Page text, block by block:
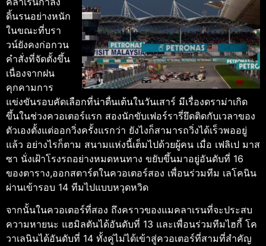
ดิ้นรนอย่างหนัก
ในขณะที่บรา
วน์ยังคงก่อกวน
คำสั่งที่จัดตั้งขึ้น
เนื่องจากฝน
คุกคามการ
แข่งขันรอบคัดเลือกที่น่าตื่นเต้นในวันเสาร์ มีเรื่องดราม่าเกิด
ขึ้นในช่วงควอเตอร์แรก สองนักขับเฟอร์รารี่ยึดติดกับเวลาของ
ตัวเองตั้งแต่ออกวิ่งครั้งแรกว่า ยังไงก็สามารถวิ่งได้เร็วพออยู่
แล้ว อย่างไรก็ตาม สนามแห่งนี้เต็มไปด้วยผู้คน เมื่อ เฟลิเป มาส
ซา นั่งเฝ้าโรงรถอย่างหมดหนทาง ขยับขึ้นมาอยู่อันดับที่ 16
ของตาราง,ออกสตาร์ตในควอเตอร์สอง เพื่อนร่วมทีม เลโคนิน
ผ่านเข้ารอบ 14 ทีมไปแบบหวุดหวิด
จากนั้นในควอเตอร์ที่สอง ถึงคราวของแมคลาเรนที่จะประสบ
ความหายนะ แฮมิลตันได้อันดับที่ 13 และเพื่อนร่วมทีมไฮกี้ โค
วาเลนินได้อันดับที่ 14 ทั้งคู่ไม่ได้เข้าสู่ควอเตอร์ที่สามที่สําคัญ